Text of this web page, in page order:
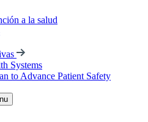
a la salud
Systems
to Advance Patient Safety